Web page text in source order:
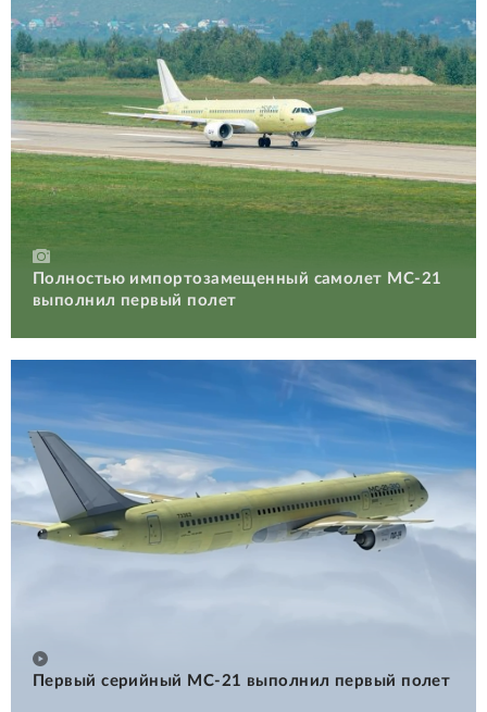
Полностью импортозамещенный самолет МС-21
выполнил первый полет
Первый серийный МС-21 выполнил первый полет